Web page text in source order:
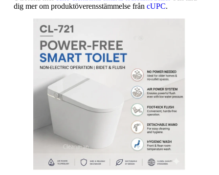
dig mer om produktöverensstämmelse från cUPC.